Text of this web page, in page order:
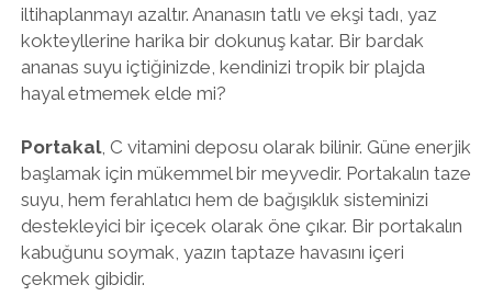
iltihaplanmayı azaltır. Ananasın tatlı ve ekşi tadı, yaz
kokteyllerine harika bir dokunuş katar. Bir bardak
ananas suyu içtiğinizde, kendinizi tropik bir plajda
hayal etmemek elde mi?
Portakal, C vitamini deposu olarak bilinir. Güne enerjik
başlamak için mükemmel bir meyvedir. Portakalın taze
suyu, hem ferahlatıcı hem de bağışıklık sisteminizi
destekleyici bir içecek olarak öne çıkar. Bir portakalın
kabuğunu soymak, yazın taptaze havasını içeri
çekmek gibidir.